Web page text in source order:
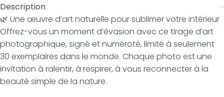
Description
🌿 Une œuvre d’art naturelle pour sublimer votre intérieur
Offrez-vous un moment d’évasion avec ce tirage d’art
photographique, signé et numéroté, limité à seulement
30 exemplaires dans le monde. Chaque photo est une
invitation à ralentir, à respirer, à vous reconnecter à la
beauté simple de la nature.